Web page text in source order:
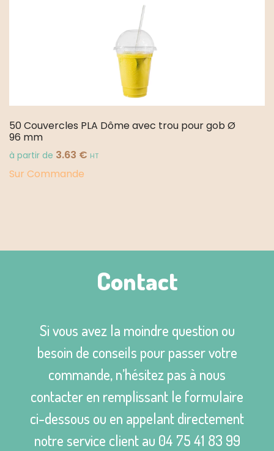
50 Couvercles PLA Dôme avec trou pour gob Ø
96 mm
à partir de 3.63 € HT
Sur Commande
Contact
Si vous avez la moindre question ou
besoin de conseils pour passer votre
commande, n’hésitez pas à nous
contacter en remplissant le formulaire
ci-dessous ou en appelant directement
notre service client au 04 75 41 83 99